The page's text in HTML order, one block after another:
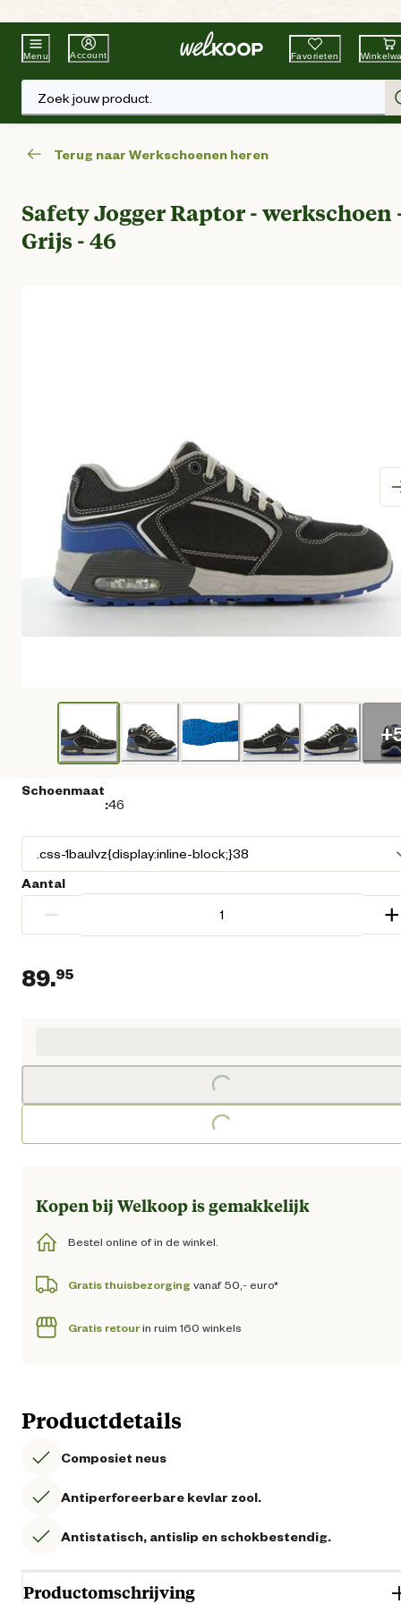
Beste WinkelketenTuin & Dier
Menu Account Favorieten
Zoek jouw product.
Terug naar Werkschoenen heren
Safety Jogger Raptor - werkschoen
Grijs - 46
+
Schoenmaat
:46
Aantal
− +
89.95
Loading...
Loading...
Kopen bij Welkoop is gemakkelijk
Bestel online of in de winkel.
Gratis thuisbezorging vanaf 50,- euro*
Gratis retourin ruim 160 winkels
Productdetails
Composiet neus
Antiperforeerbare kevlar zool.
Antistatisch, antislip en schokbestendig.
Productomschrijving